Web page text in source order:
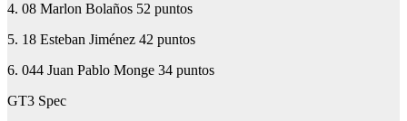
4. 08 Marlon Bolaños 52 puntos
5. 18 Esteban Jiménez 42 puntos
6. 044 Juan Pablo Monge 34 puntos
GT3 Spec